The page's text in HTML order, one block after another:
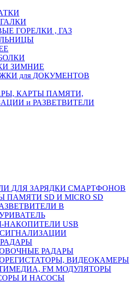
ГОРЕЛКИ , ГАЗ
ЗИМНИЕ
для ДОКУМЕНТОВ
КАРТЫ ПАМЯТИ,
и РАЗВЕТВИТЕЛИ
ДЛЯ ЗАРЯДКИ СМАРТФОНОВ
ПАМЯТИ SD И MICRO SD
В
НАКОПИТЕЛИ USB
РАДАРЫ
ВИДЕОКАМЕРЫ
FM МОДУЛЯТОРЫ
И НАСОСЫ